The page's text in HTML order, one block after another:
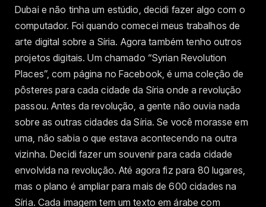
Dubai e não tinha um estúdio, decidi fazer algo com o
computador. Foi quando comecei meus trabalhos de
arte digital sobre a Síria. Agora também tenho outros
projetos digitais. Um chamado “Syrian Revolution
Places”, com página no Facebook, é uma coleção de
pôsteres para cada cidade da Síria onde a revolução
passou. Antes da revolução, a gente não ouvia nada
sobre as outras cidades da Síria. Se você morasse em
uma, não sabia o que estava acontecendo na outra
vizinha. Decidi fazer um souvenir para cada cidade
envolvida na revolução. Até agora fiz para 80 lugares,
mas o plano é ampliar para mais de 600 cidades na
Síria. Cada imagem tem um texto em árabe com